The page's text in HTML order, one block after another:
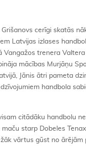
cerīgi skatās
Latvijas izlases
trenera
mācības Murjāņu
Jānis ātri pameta
handbola
citādāku handbolu
starp Dobeles
vārtus gūst no